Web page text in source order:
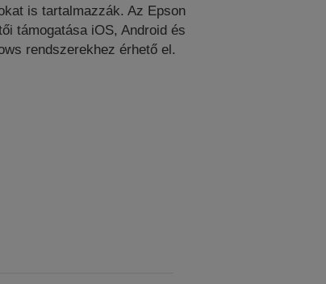
is tartalmazzák. Az Epson
támogatása iOS, Android és
rendszerekhez érhető el.